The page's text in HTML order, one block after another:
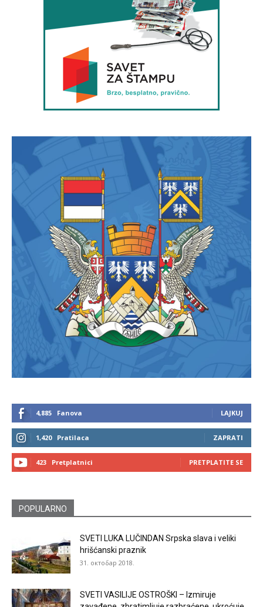
4,885 Fanova LAJKUJ
1,420 Pratilaca ZAPRATI
423 Pretplatnici PRETPLATITE SE
POPULARNO
SVETI LUKA LUČINDAN Srpska slava i veliki
hrišćanski praznik
31. октобар 2018.
SVETI VASILIJE OSTROŠKI – Izmiruje